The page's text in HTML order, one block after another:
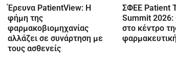
Έρευνα PatientView: Η
φήμη της
φαρμακοβιομηχανίας
αλλάζει σε συνάρτηση με
τους ασθενείς
ΣΦΕΕ Patient
Summit 2026:
στο κέντρο